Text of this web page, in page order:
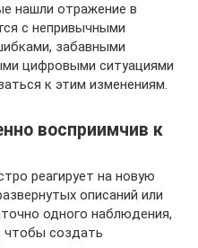
нашли отражение в
с непривычными
забавными
цифровыми ситуациями
к этим изменениям.
восприимчив к
реагирует на новую
описаний или
одного наблюдения,
чтобы создать